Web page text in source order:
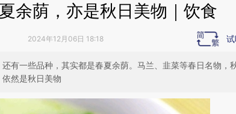
余荫，亦是秋日美物｜饮食
2024年12月06日 18:18
有一些品种，其实都是春夏余荫。马兰、韭菜等春日名物，
然是秋日美物